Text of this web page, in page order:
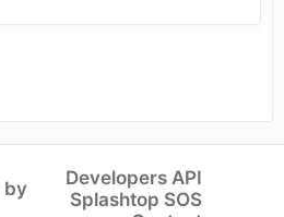
new tab)
by
Developers API
Splashtop SOS